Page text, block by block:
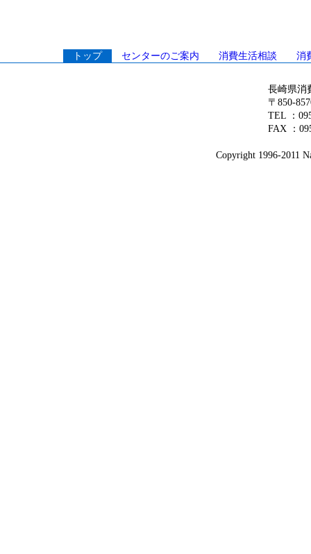
トップ センターのご案内 消費生活相談 消
長崎県消
〒850-
TEL ：
FAX ：
Copyright 1996-2011